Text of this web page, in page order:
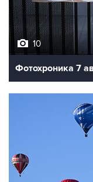
10
Фотохроника 7